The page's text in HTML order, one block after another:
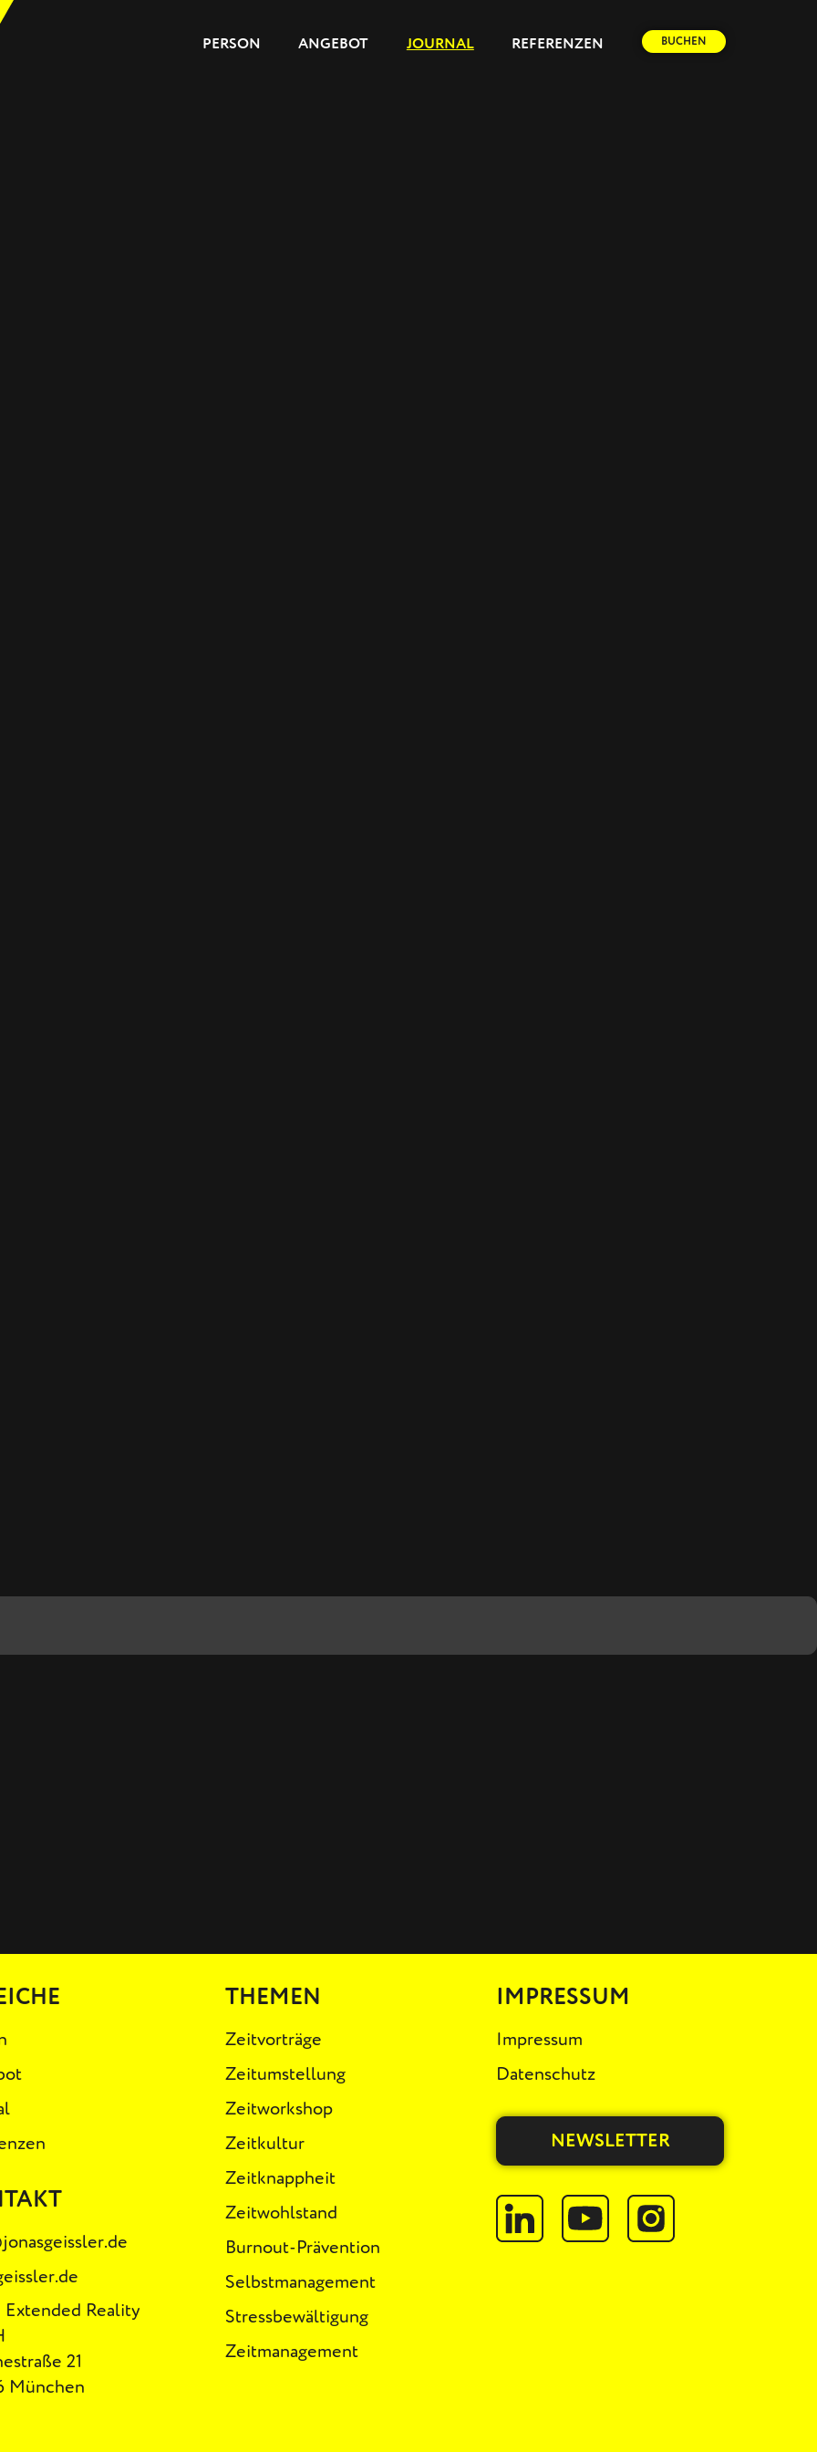
PERSON ANGEBOT JOURNAL REFERENZEN BUCHEN
Reality
21
München
THEMEN
Zeitvorträge
Zeitumstellung
Zeitworkshop
Zeitkultur
Zeitknappheit
Zeitwohlstand
Burnout-Prävention
Selbstmanagement
Stressbewältigung
Zeitmanagement
IMPRESSUM
Impressum
Datenschutz
NEWSLETTER